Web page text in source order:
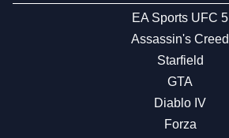
EA Sports UFC 5
Assassin's Creed
Starfield
GTA
Diablo IV
Forza